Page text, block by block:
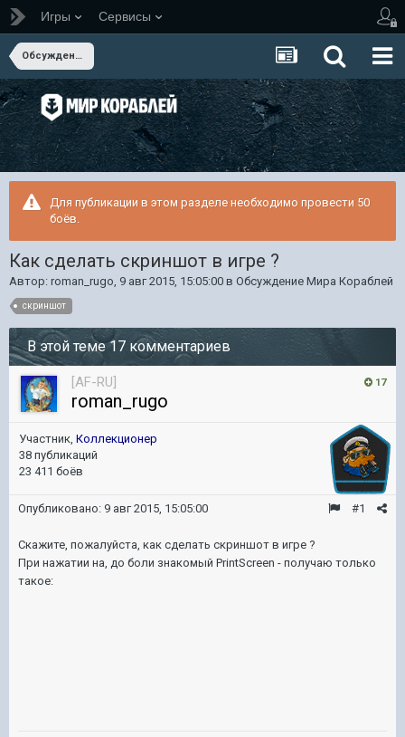
Игры Сервисы
Обсуждение Мира Кораблей
Для публикации в этом разделе необходимо провести 50
боёв.
Как сделать скриншот в игре ?
Автор: roman_rugo, 9 авг 2015, 15:05:00 в Обсуждение Мира Кораблей
скриншот
В этой теме 17 комментариев
17
[AF-RU]
roman_rugo
Участник, Коллекционер
38 публикаций
23 411 боёв
#1
Опубликовано: 9 авг 2015, 15:05:00
Скажите, пожалуйста, как сделать скриншот в игре ?
При нажатии на, до боли знакомый PrintScreen - получаю только
такое: